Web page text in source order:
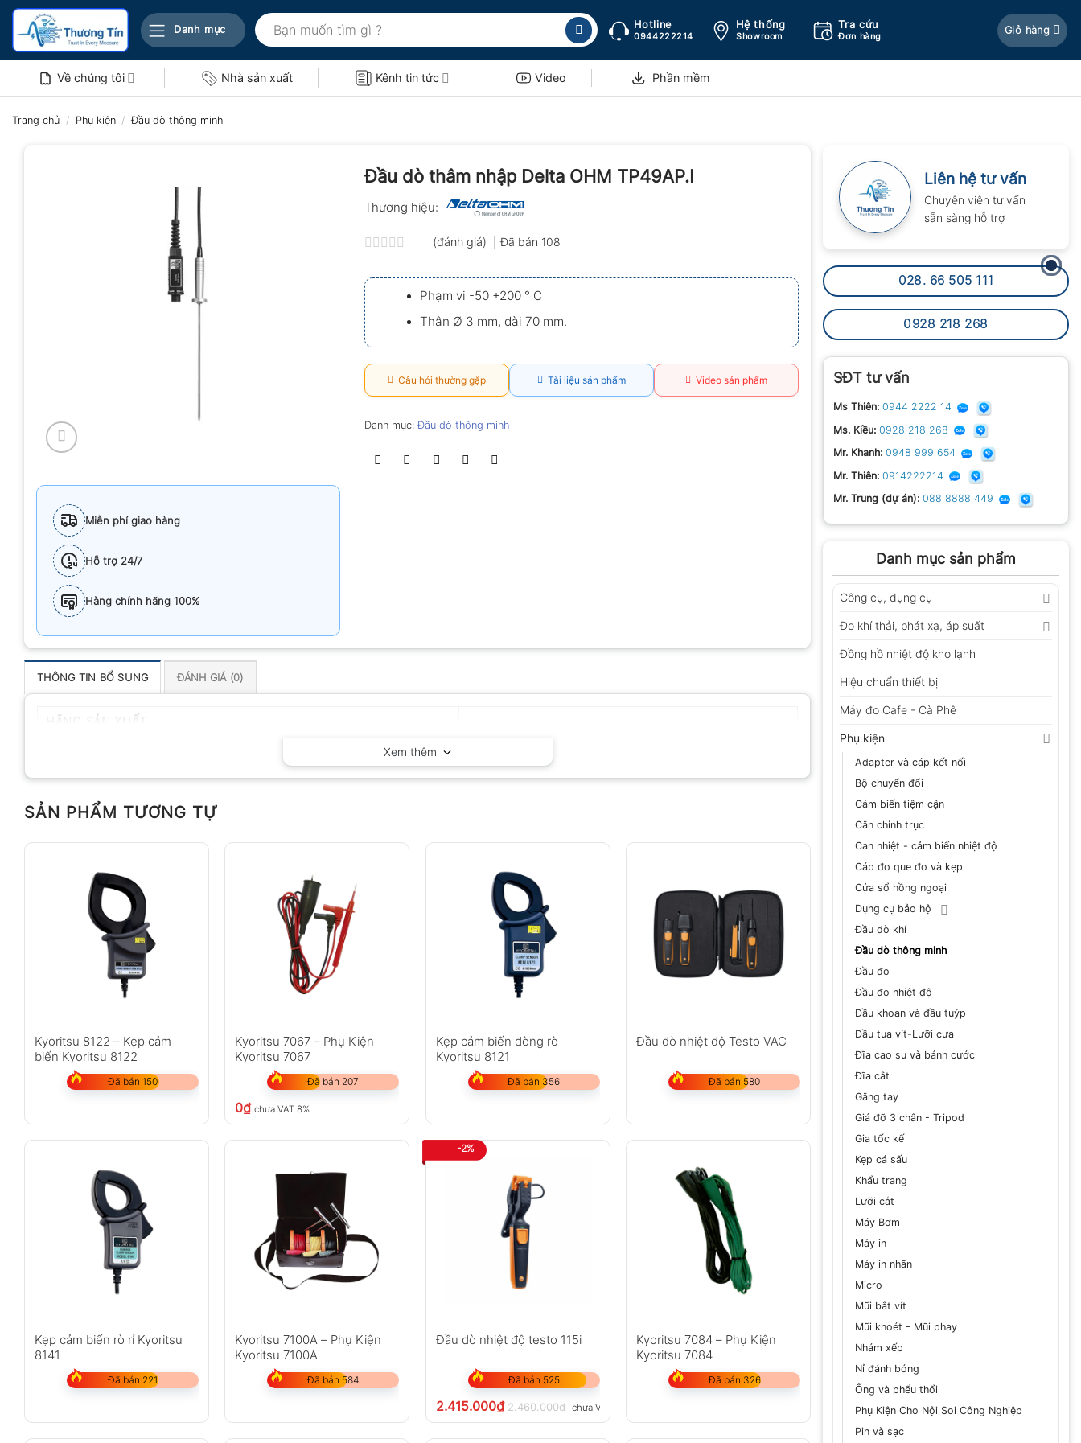
Bỏ
nội
Danh mục
Tìm
kiếm:
Hotline
0944222214
Hệ thống
Showroom
Tra cứu
Đơn hàng
Giỏ hàng
Về chúng tôi Nhà sản xuất Kênh tin tức Video Phần mềm
Trang chủ / Phụ kiện / Đầu dò thông minh
Liên hệ tư vấn
Chuyên viên tư vấn
sẵn sàng hỗ trợ
028. 66 505 111
0928 218 268
SĐT tư vấn
Ms Thiên: 0944 2222 14
Ms. Kiều: 0928 218 268
Mr. Khanh: 0948 999 654
Mr. Thiên: 0914222214
Mr. Trung (dự án): 088 8888 449
Danh mục sản phẩm
Công cụ, dụng cụ
Đo khí thải, phát xạ, áp suất
Đồng hồ nhiệt độ kho lạnh
Hiệu chuẩn thiết bị
Máy đo Cafe - Cà Phê
Phụ kiện
Adapter và cáp kết nối
Bộ chuyển đổi
Cảm biến tiệm cận
Căn chỉnh trục
Can nhiệt - cảm biến nhiệt độ
Cáp đo que đo và kẹp
Cửa sổ hồng ngoại
Dụng cụ bảo hộ
Đầu dò khí
Đầu dò thông minh
Đầu đo
Đầu đo nhiệt độ
Đầu khoan và đầu tuýp
Đầu tua vít-Lưỡi cưa
Đĩa cao su và bánh cước
Đĩa cắt
Găng tay
Giá đỡ 3 chân - Tripod
Gia tốc kế
Kẹp cá sấu
Khẩu trang
Lưỡi cắt
Máy Bơm
Máy in
Máy in nhãn
Micro
Mũi bắt vít
Mũi khoét - Mũi phay
Nhám xếp
Nỉ đánh bóng
Ống và phểu thổi
Phụ Kiện Cho Nội Soi Công Nghiệp
Pin và sạc
Miễn phí giao hàng
Hỗ trợ 24/7
Hàng chính hãng 100%
Đầu dò thâm nhập Delta OHM TP49AP.I
Thương hiệu:
xếp
hạng
0.0
5
sao
(đánh giá) Đã bán 108
Phạm vi -50 +200 ° C
Thân Ø 3 mm, dài 70 mm.
Câu hỏi thường gặp Tài liệu sản phẩm Video sản phẩm
Danh mục:Đầu dò thông minh
THÔNG TIN BỔ SUNG ĐÁNH GIÁ (0)
Xem thêm
SẢN PHẨM TƯƠNG TỰ
Kyoritsu 8122 – Kẹp cảm
biến Kyoritsu 8122
Đã bán 150
Kyoritsu 7067 – Phụ Kiện
Kyoritsu 7067
Đã bán 207
0₫ chưa VAT 8%
Kẹp cảm biến dòng rò
Kyoritsu 8121
Đã bán 356
Đầu dò nhiệt độ Testo VAC
Đã bán 580
Kẹp cảm biến rò rỉ Kyoritsu
8141
Đã bán 221
Kyoritsu 7100A – Phụ Kiện
Kyoritsu 7100A
Đã bán 584
-2%
Đầu dò nhiệt độ testo 115i
Đã bán 525
2.415.000₫ 2.460.000₫ chưa VAT 8%
Kyoritsu 7084 – Phụ Kiện
Kyoritsu 7084
Đã bán 326